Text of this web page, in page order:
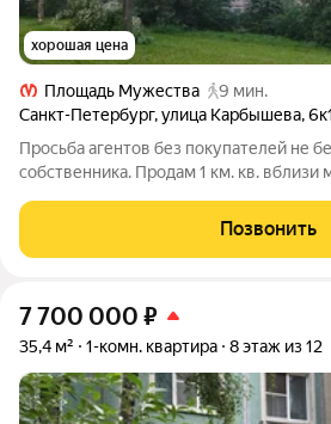
хорошая цена
Площадь Мужества
9 мин.
Санкт-Петербург,улица Карбышева,
Просьба агентов без покупателей не
собственника. Продам 1 км. кв.
взрослых собственника, оба будут
В собственности
Позвонить
7 700 000 ₽
35,4 м² 1-комн. квартира 8 этаж из 12